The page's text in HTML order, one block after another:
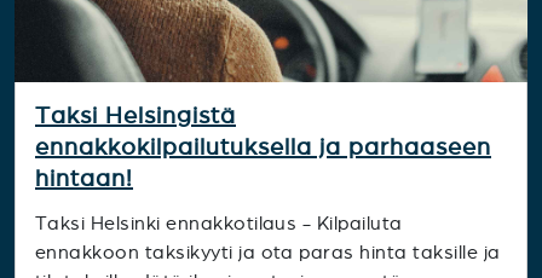
Taksi Helsingistä
ennakkokilpailutuksella ja parhaaseen
hintaan!
Taksi Helsinki ennakkotilaus - Kilpailuta
ennakkoon taksikyyti ja ota paras hinta taksille ja